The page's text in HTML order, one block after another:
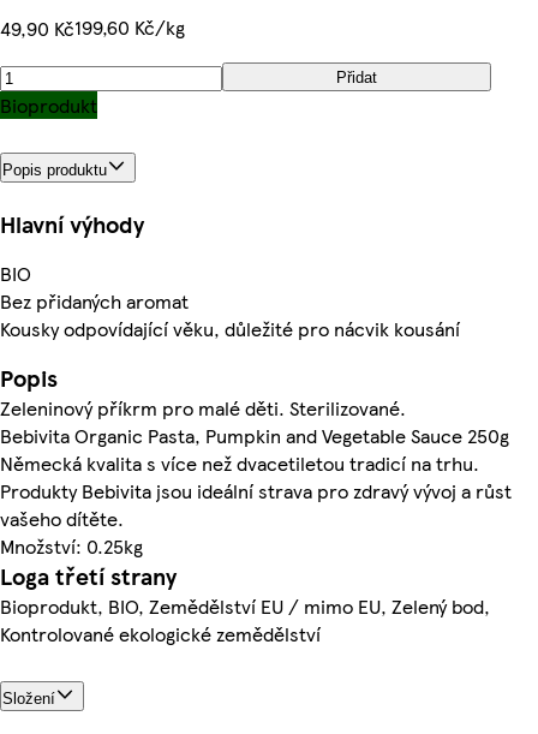
49,90 Kč199,60 Kč/kg
Přidat
Bioprodukt
Popis produktu
Hlavní výhody
BIO
Bez přidaných aromat
Kousky odpovídající věku, důležité pro nácvik kousání
Popis
Zeleninový příkrm pro malé děti. Sterilizované.
Bebivita Organic Pasta, Pumpkin and Vegetable Sauce 250g
Německá kvalita s více než dvacetiletou tradicí na trhu.
Produkty Bebivita jsou ideální strava pro zdravý vývoj a růst
vašeho dítěte.
Množství: 0.25kg
Loga třetí strany
Bioprodukt, BIO, Zemědělství EU / mimo EU, Zelený bod,
Kontrolované ekologické zemědělství
Složení